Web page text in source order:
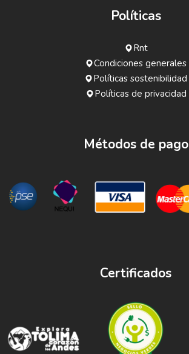
Políticas
Rnt
Condiciones generales
Políticas sostenibilidad
Políticas de privacidad
Métodos de pago
Certificados